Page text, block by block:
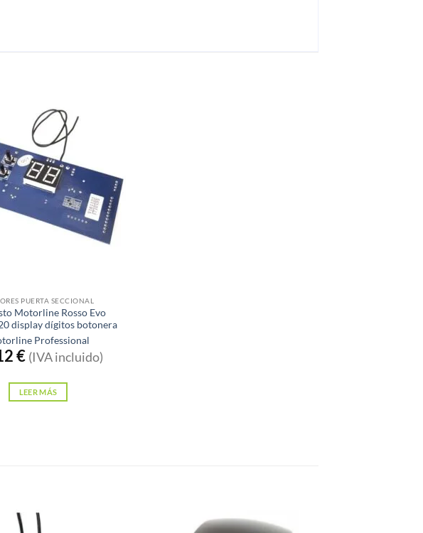
PUERTA SECCIONAL
Motorline Rosso Evo
display dígitos botonera
Professional
€ (IVA incluido)
LEER MÁS